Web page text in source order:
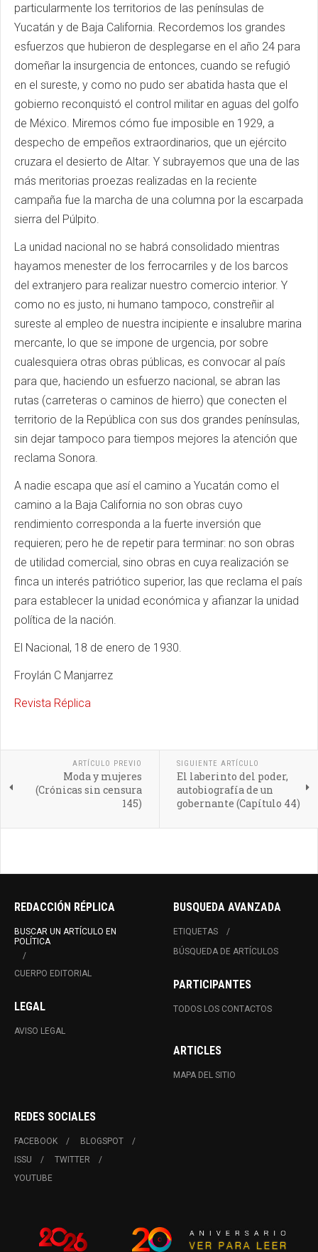
particularmente los territorios de las penínsulas de
Yucatán y de Baja California. Recordemos los grandes
esfuerzos que hubieron de desplegarse en el año 24 para
domeñar la insurgencia de entonces, cuando se refugió
en el sureste, y como no pudo ser abatida hasta que el
gobierno reconquistó el control militar en aguas del golfo
de México. Miremos cómo fue imposible en 1929, a
despecho de empeños extraordinarios, que un ejército
cruzara el desierto de Altar. Y subrayemos que una de las
más meritorias proezas realizadas en la reciente
campaña fue la marcha de una columna por la escarpada
sierra del Púlpito.
La unidad nacional no se habrá consolidado mientras
hayamos menester de los ferrocarriles y de los barcos
del extranjero para realizar nuestro comercio interior. Y
como no es justo, ni humano tampoco, constreñir al
sureste al empleo de nuestra incipiente e insalubre marina
mercante, lo que se impone de urgencia, por sobre
cualesquiera otras obras públicas, es convocar al país
para que, haciendo un esfuerzo nacional, se abran las
rutas (carreteras o caminos de hierro) que conecten el
territorio de la República con sus dos grandes penínsulas,
sin dejar tampoco para tiempos mejores la atención que
reclama Sonora.
A nadie escapa que así el camino a Yucatán como el
camino a la Baja California no son obras cuyo
rendimiento corresponda a la fuerte inversión que
requieren; pero he de repetir para terminar: no son obras
de utilidad comercial, sino obras en cuya realización se
finca un interés patriótico superior, las que reclama el país
para establecer la unidad económica y afianzar la unidad
política de la nación.
El Nacional, 18 de enero de 1930.
Froylán C Manjarrez
Revista Réplica
ARTÍCULO PREVIO
Moda y mujeres
(Crónicas sin censura
145)
SIGUIENTE ARTÍCULO
El laberinto del poder,
autobiografía de un
gobernante (Capítulo 44)
REDACCIÓN RÉPLICA
BUSCAR UN ARTÍCULO EN
POLÍTICA
CUERPO EDITORIAL
LEGAL
AVISO LEGAL
BUSQUEDA AVANZADA
ETIQUETAS
BÚSQUEDA DE ARTÍCULOS
PARTICIPANTES
TODOS LOS CONTACTOS
ARTICLES
MAPA DEL SITIO
REDES SOCIALES
FACEBOOK
BLOGSPOT
ISSU
TWITTER
YOUTUBE